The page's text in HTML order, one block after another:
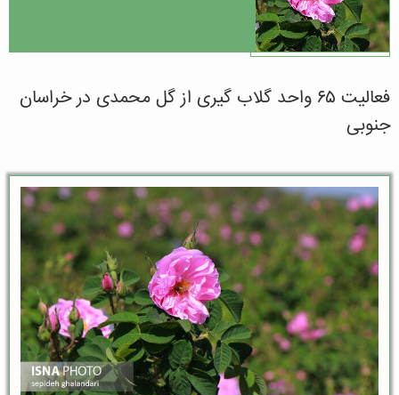
فعالیت ۶۵ واحد گلاب گیری از گل محمدی در خراسان
جنوبی